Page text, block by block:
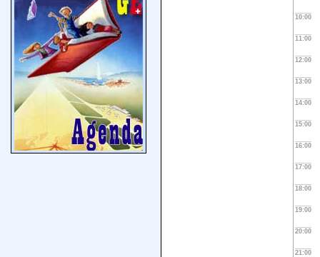
10:00
11:00
12:00
13:00
14:00
15:00
16:00
17:00
18:00
19:00
20:00
21:00